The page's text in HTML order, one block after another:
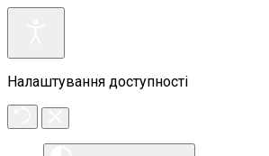
Налаштування доступності